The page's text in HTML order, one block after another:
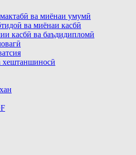
ва миёнаи умумӣ
ва миёнаи касбӣ
касбӣ ва баъдидипломӣ
хештаншиносӣ